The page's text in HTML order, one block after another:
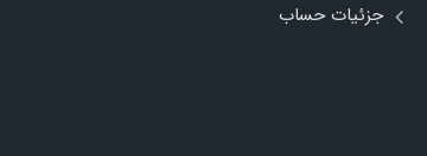
جزئیات حساب